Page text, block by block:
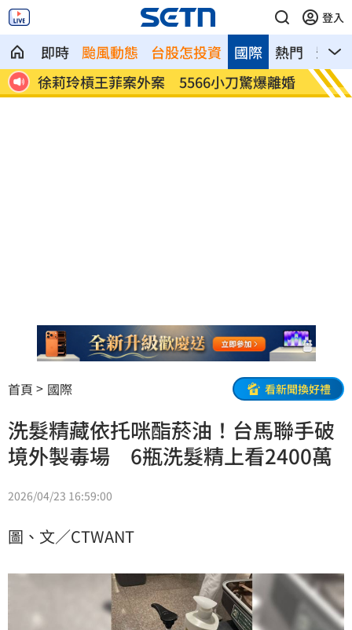
登入
即時 颱風動態 台股怎投資 熱門 影音
國際
品
徐莉玲槓王菲案外案 5566小刀驚爆離婚
通緝
亡
首頁 國際 看新聞換好禮
洗髮精藏依托咪酯菸油！台馬聯手破
境外製毒場 6瓶洗髮精上看2400萬
2026/04/23 16:59:00
圖、文／CTWANT